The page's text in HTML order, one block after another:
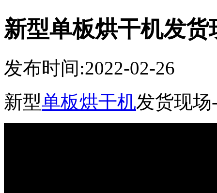
新型单板烘干机发
发布时间:2022-02-26
新型单板烘干机发货现